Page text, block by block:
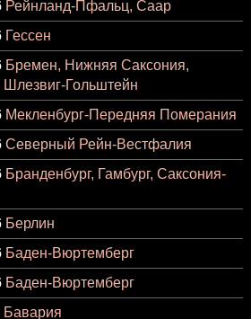
Рейнланд-Пфальц, Саар
Гессен
Бремен, Нижняя Саксония,
Гольштейн
Мекленбург-Передняя Померания
Северный Рейн-Вестфалия
Бранденбург, Гамбург, Саксония-
Берлин
Баден-Вюртемберг
Баден-Вюртемберг
Бавария